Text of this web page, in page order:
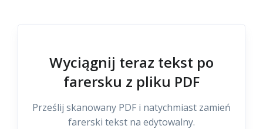
Wyciągnij teraz tekst po
farersku z pliku PDF
Prześlij skanowany PDF i natychmiast zamień
farerski tekst na edytowalny.